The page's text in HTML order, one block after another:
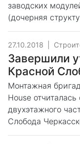
заводских
(дочерняя
27.10.2018
Завершили
Красной
Монтажная
House
двухэтажного
Слобода